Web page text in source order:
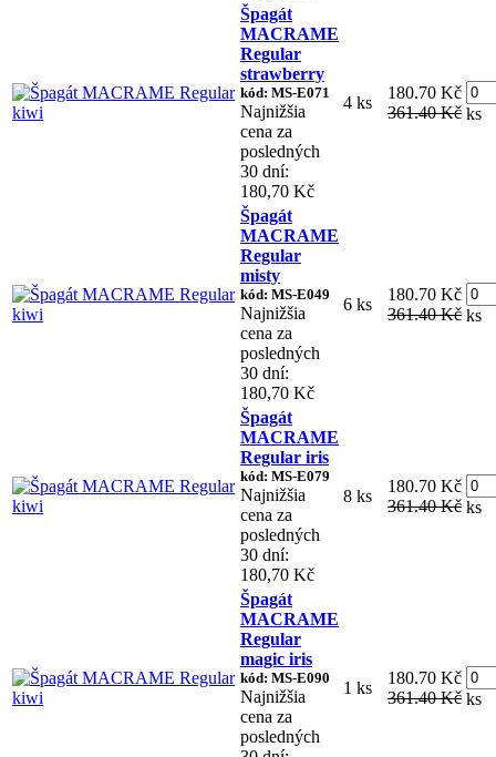
Špagát
MACRAME
Regular
strawberry
kód: MS-E071
Najnižšia
cena za
posledných
30 dní:
180,70 Kč
4 ks
180.70 Kč
361.40 Kč ks
Špagát
MACRAME
Regular
misty
kód: MS-E049
Najnižšia
cena za
posledných
30 dní:
180,70 Kč
6 ks
180.70 Kč
361.40 Kč ks
Špagát
MACRAME
Regular iris
kód: MS-E079
Najnižšia
cena za
posledných
30 dní:
180,70 Kč
8 ks
180.70 Kč
361.40 Kč ks
Špagát
MACRAME
Regular
magic iris
kód: MS-E090
Najnižšia
cena za
posledných
1 ks
180.70 Kč
361.40 Kč ks